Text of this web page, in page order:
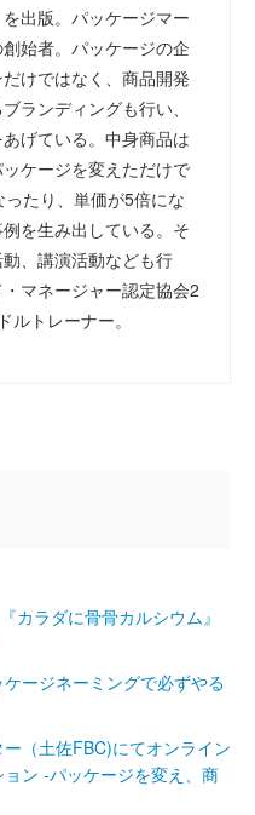
出版。パッケージマー
始者。パッケージの企
けではなく、商品開発
ランディングも行い、
げている。中身商品は
ケージを変えただけで
たり、単価が5倍にな
を生み出している。そ
、講演活動なども行
マネージャー認定協会2
ルトレーナー。
カラダに骨骨カルシウム』
ージネーミングで必ずやる
（土佐FBC)にてオンライン
ン ‐パッケージを変え、商